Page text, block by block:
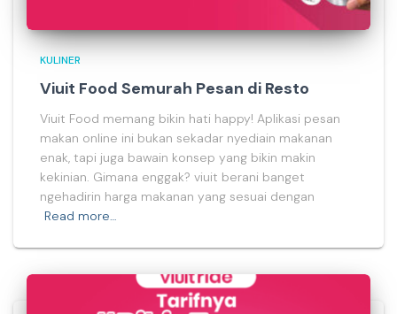
KULINER
Viuit Food Semurah Pesan di Resto
Viuit Food memang bikin hati happy! Aplikasi pesan
makan online ini bukan sekadar nyediain makanan
enak, tapi juga bawain konsep yang bikin makin
kekinian. Gimana enggak? viuit berani banget
ngehadirin harga makanan yang sesuai dengan
Read more…